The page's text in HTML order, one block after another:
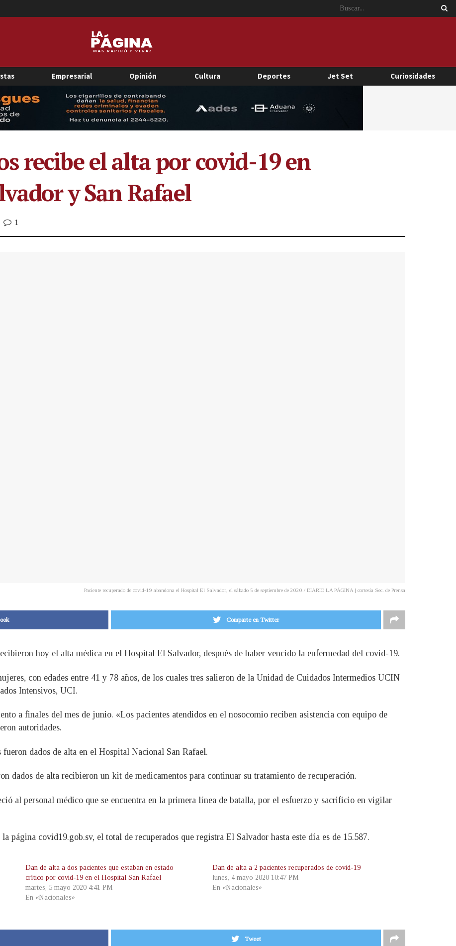
Empresarial Opinión Cultura Deportes Jet Set Curiosidades
recibe el alta por covid-19 en
y San Rafael
1
Paciente recuperado de covid-19 abandona el Hospital El Salvador, el sábado 5 de septiembre de 2020./ DIARIO LA PÁGINA | cortesía Sec. de Prensa
Comparte en Twitter
hoy el alta médica en el Hospital El Salvador, después de haber vencido la enfermedad del covid-19.
con edades entre 41 y 78 años, de los cuales tres salieron de la Unidad de Cuidados Intermedios UCIN
Intensivos, UCI.
a finales del mes de junio. «Los pacientes atendidos en el nosocomio reciben asistencia con equipo de
autoridades.
dados de alta en el Hospital Nacional San Rafael.
dados de alta recibieron un kit de medicamentos para continuar su tratamiento de recuperación.
al personal médico que se encuentra en la primera línea de batalla, por el esfuerzo y sacrificio en vigilar
página covid19.gob.sv, el total de recuperados que registra El Salvador hasta este día es de 15.587.
Dan de alta a dos pacientes que estaban en estado
crítico por covid-19 en el Hospital San Rafael
martes, 5 mayo 2020 4:41 PM
En «Nacionales»
Dan de alta a 2 pacientes recuperados de covid-19
lunes, 4 mayo 2020 10:47 PM
En «Nacionales»
Tweet